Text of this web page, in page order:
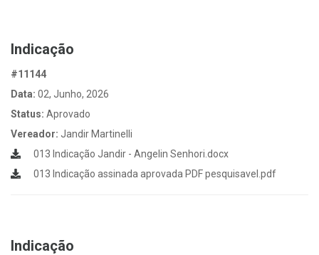
Indicação
#11144
Data: 02, Junho, 2026
Status: Aprovado
Vereador: Jandir Martinelli
013 Indicação Jandir - Angelin Senhori.docx
013 Indicação assinada aprovada PDF pesquisavel.pdf
Indicação